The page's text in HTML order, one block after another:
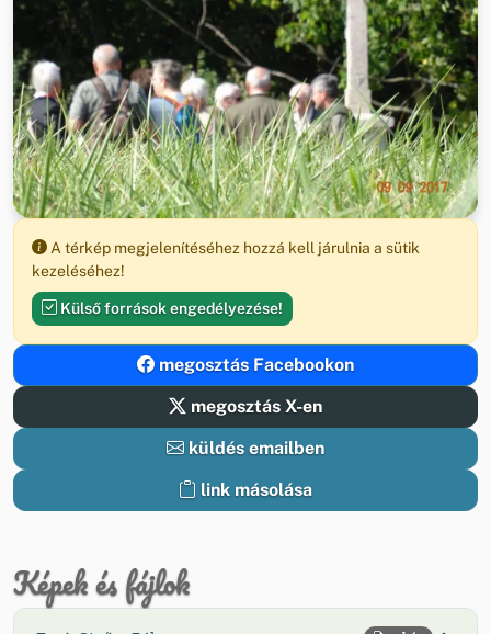
A térkép megjelenítéséhez hozzá kell járulnia a sütik
kezeléséhez!
Külső források engedélyezése!
megosztás Facebookon
megosztás X-en
küldés emailben
link másolása
Képek és fájlok